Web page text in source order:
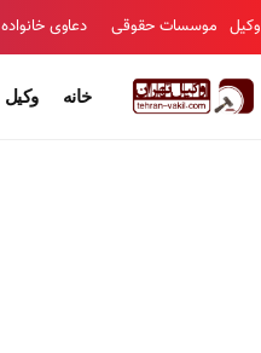
وکیل موسسات حقوقی دعاوی خانواده
خانه وکیل